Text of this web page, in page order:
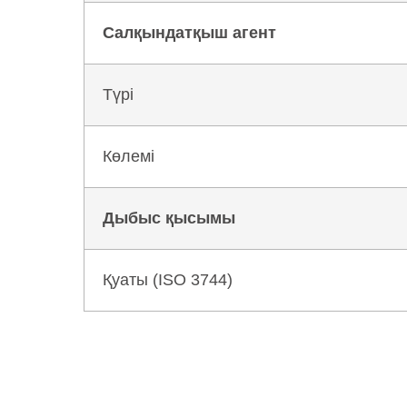
Салқындатқыш агент
Түрі
Көлемі
Дыбыс қысымы
Қуаты (ISO 3744)